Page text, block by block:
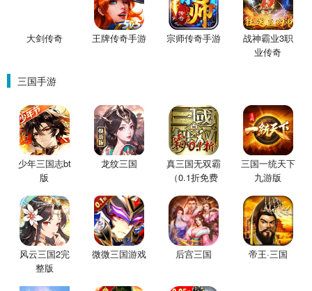
大剑传奇 王牌传奇手游 宗师传奇手游
战神霸业3职
业传奇
三国手游
少年三国志bt
版
龙纹三国
真三国无双霸
（0.1折免费
三国一统天下
九游版
风云三国2完
整版
微微三国游戏 后宫三国 帝王·三国